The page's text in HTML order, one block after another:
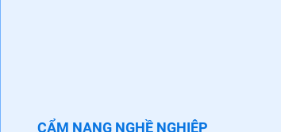
CẨM NANG NGHỀ NGHIỆP